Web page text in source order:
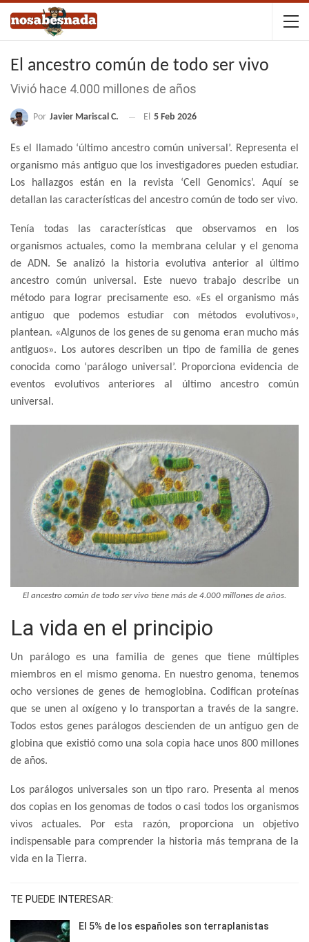
El ancestro común de todo ser vivo
Vivió hace 4.000 millones de años
Por Javier Mariscal C. El 5 Feb 2026
Es el llamado ‘último ancestro común universal’. Representa el
organismo más antiguo que los investigadores pueden estudiar.
Los hallazgos están en la revista ‘Cell Genomics’. Aquí se
detallan las características del ancestro común de todo ser vivo.
Tenía todas las características que observamos en los
organismos actuales, como la membrana celular y el genoma
de ADN. Se analizó la historia evolutiva anterior al último
ancestro común universal. Este nuevo trabajo describe un
método para lograr precisamente eso. «Es el organismo más
antiguo que podemos estudiar con métodos evolutivos»,
plantean. «Algunos de los genes de su genoma eran mucho más
antiguos». Los autores describen un tipo de familia de genes
conocida como ‘parálogo universal’. Proporciona evidencia de
eventos evolutivos anteriores al último ancestro común
universal.
El ancestro común de todo ser vivo tiene más de 4.000 millones de años.
La vida en el principio
Un parálogo es una familia de genes que tiene múltiples
miembros en el mismo genoma. En nuestro genoma, tenemos
ocho versiones de genes de hemoglobina. Codifican proteínas
que se unen al oxígeno y lo transportan a través de la sangre.
Todos estos genes parálogos descienden de un antiguo gen de
globina que existió como una sola copia hace unos 800 millones
de años.
Los parálogos universales son un tipo raro. Presenta al menos
dos copias en los genomas de todos o casi todos los organismos
vivos actuales. Por esta razón, proporciona un objetivo
indispensable para comprender la historia más temprana de la
vida en la Tierra.
TE PUEDE INTERESAR:
El 5% de los españoles son terraplanistas